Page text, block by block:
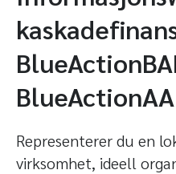
BlueActionAA
Representerer du en
virksomhet, ideell